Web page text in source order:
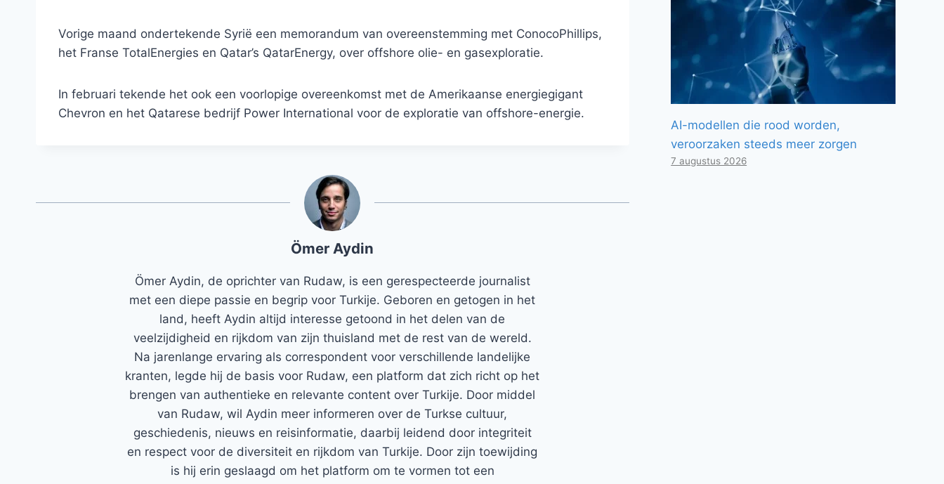
Vorige maand ondertekende Syrië een memorandum van overeenstemming met ConocoPhillips,
het Franse TotalEnergies en Qatar’s QatarEnergy, over offshore olie- en gasexploratie.
In februari tekende het ook een voorlopige overeenkomst met de Amerikaanse energiegigant
Chevron en het Qatarese bedrijf Power International voor de exploratie van offshore-energie.
Ömer Aydin
Ömer Aydin, de oprichter van Rudaw, is een gerespecteerde journalist
met een diepe passie en begrip voor Turkije. Geboren en getogen in het
land, heeft Aydin altijd interesse getoond in het delen van de
veelzijdigheid en rijkdom van zijn thuisland met de rest van de wereld.
Na jarenlange ervaring als correspondent voor verschillende landelijke
kranten, legde hij de basis voor Rudaw, een platform dat zich richt op het
brengen van authentieke en relevante content over Turkije. Door middel
van Rudaw, wil Aydin meer informeren over de Turkse cultuur,
geschiedenis, nieuws en reisinformatie, daarbij leidend door integriteit
en respect voor de diversiteit en rijkdom van Turkije. Door zijn toewijding
is hij erin geslaagd om het platform om te vormen tot een
AI-modellen die rood worden,
veroorzaken steeds meer zorgen
7 augustus 2026